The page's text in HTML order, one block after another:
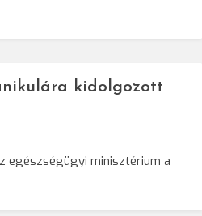
kidolgozott
egészségügyi minisztérium a